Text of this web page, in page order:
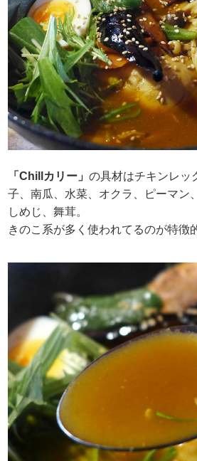
「Chillカリー」の具材はチキンレッ
子、南瓜、水菜、オクラ、ピーマン
しめじ、舞茸。
きのこ系が多く使われてるのが特徴